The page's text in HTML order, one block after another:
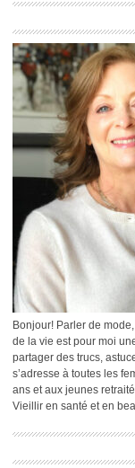
Bonjour! Parler de
de la vie est pour moi
partager des trucs,
s’adresse à toutes les
ans et aux jeunes
Vieillir en santé et en